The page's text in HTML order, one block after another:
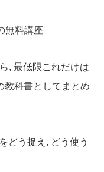
無料講座
, 最低限これだけは
教科書としてまとめ
どう捉え, どう使う